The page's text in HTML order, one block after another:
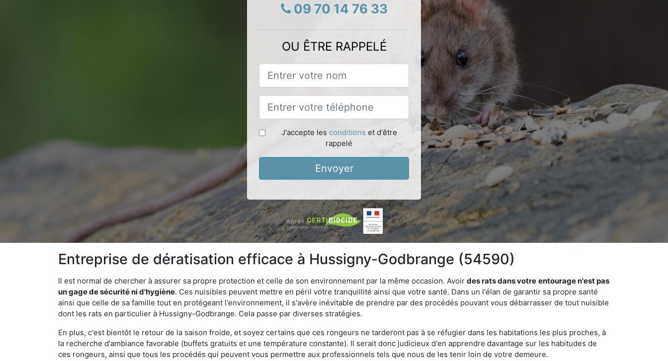
09 70 14 76 33
OU ÊTRE RAPPELÉ
J'accepte les conditions et d'être
rappelé
Envoyer
Entreprise de dératisation efficace à Hussigny-Godbrange (54590)
Il est normal de chercher à assurer sa propre protection et celle de son environnement par la même occasion. Avoir des rats dans votre entourage n'est pas
un gage de sécurité ni d'hygiène. Ces nuisibles peuvent mettre en péril votre tranquillité ainsi que votre santé. Dans un l'élan de garantir sa propre santé
ainsi que celle de sa famille tout en protégeant l'environnement, il s'avère inévitable de prendre par des procédés pouvant vous débarrasser de tout nuisible
dont les rats en particulier à Hussigny-Godbrange. Cela passe par diverses stratégies.
En plus, c'est bientôt le retour de la saison froide, et soyez certains que ces rongeurs ne tarderont pas à se réfugier dans les habitations les plus proches, à
la recherche d'ambiance favorable (buffets gratuits et une température constante). Il serait donc judicieux d'en apprendre davantage sur les habitudes de
ces rongeurs, ainsi que tous les procédés qui peuvent vous permettre aux professionnels tels que nous de les tenir loin de votre demeure.